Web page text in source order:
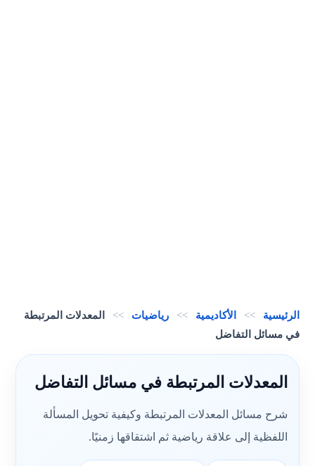
الرئيسية >> الأكاديمية >> رياضيات >>
المعدلات المرتبطة
في مسائل التفاضل
المعدلات المرتبطة في مسائل التفاضل
شرح مسائل المعدلات المرتبطة وكيفية تحويل المسألة
اللفظية إلى علاقة رياضية ثم اشتقاقها زمنيًا.